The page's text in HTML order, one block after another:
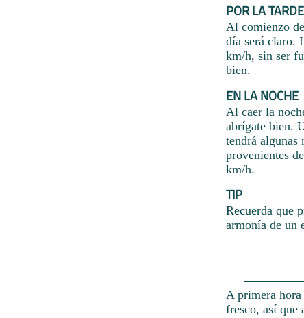
POR LA TARDE
Al comienzo
día será claro.
km/h, sin ser
bien.
EN LA NOCHE
Al caer la
abrígate bien.
tendrá algunas
provenientes
km/h.
TIP
Recuerda que
armonía de un
A primera hora
fresco, así que